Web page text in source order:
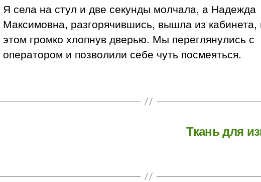
Я села на стул и две секунды молчала, а Надежда
Максимовна, разгорячившись, вышла из кабинета,
этом громко хлопнув дверью. Мы переглянулись с
оператором и позволили себе чуть посмеяться.
Ткань для